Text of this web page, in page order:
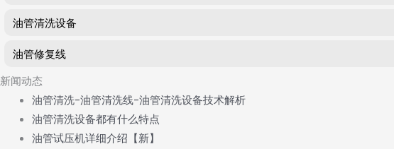
油管清洗设备
油管修复线
新闻动态
油管清洗-油管清洗线-油管清洗设备技术解析
油管清洗设备都有什么特点
油管试压机详细介绍【新】